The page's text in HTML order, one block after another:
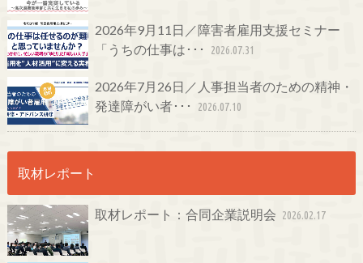
2026年9月11日／障害者雇用支援セミナー
「うちの仕事は･･･
2026.07.31
2026年7月26日／人事担当者のための精神・
発達障がい者･･･
2026.07.10
取材レポート
取材レポート：合同企業説明会 2026.02.17